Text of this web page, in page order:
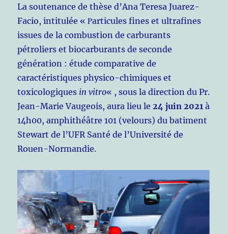
La soutenance de thèse d’Ana Teresa Juarez-
Facio, intitulée « Ρarticules fines et ultrafines
issues de la combustion de carburants
pétroliers et biocarburants de seconde
génération : étude comparative de
caractéristiques physico-chimiques et
toxicologiques in vitro« , sous la direction du Pr.
Jean-Marie Vaugeois, aura lieu le 24 juin 2021à
14h00, amphithéâtre 101 (velours) du batiment
Stewart de l’UFR Santé de l’Université de
Rouen-Normandie.